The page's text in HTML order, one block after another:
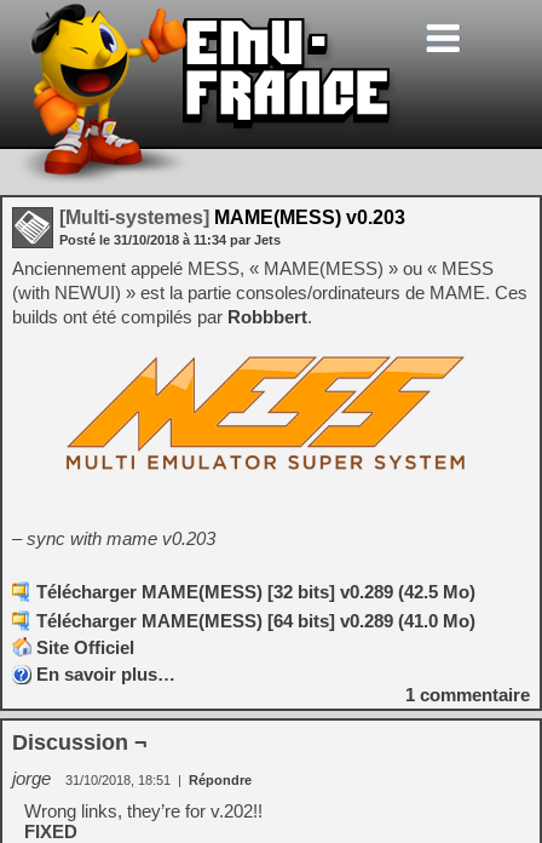
[Multi-systemes] MAME(MESS) v0.203
Posté le 31/10/2018 à 11:34 par Jets
Anciennement appelé MESS, « MAME(MESS) » ou « MESS
(with NEWUI) » est la partie consoles/ordinateurs de MAME. Ces
builds ont été compilés par Robbbert.
– sync with mame v0.203
Télécharger MAME(MESS) [32 bits] v0.289 (42.5 Mo)
Télécharger MAME(MESS) [64 bits] v0.289 (41.0 Mo)
Site Officiel
En savoir plus…
1 commentaire
Discussion ¬
jorge 31/10/2018, 18:51 | Répondre
Wrong links, they’re for v.202!!
FIXED